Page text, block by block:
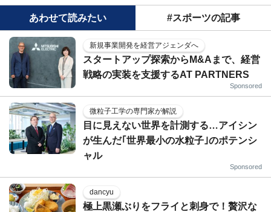
あわせて読みたい #スポーツの記事
新規事業開発を経営アジェンダへ
スタートアップ探索からM&Aまで、経営
戦略の実装を支援するAT PARTNERS
Sponsored
微粒子工学の専門家が解説
目に見えない世界を計測する…アイシン
が生んだ｢世界最小の水粒子｣のポテンシ
ャル
Sponsored
dancyu
極上黒瀬ぶりをフライと刺身で！贅沢な